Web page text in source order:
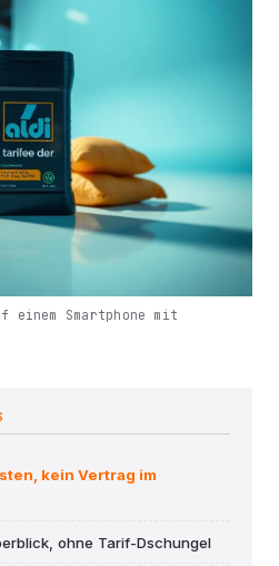
Smartphone mit
kein Vertrag im
ohne Tarif-Dschungel